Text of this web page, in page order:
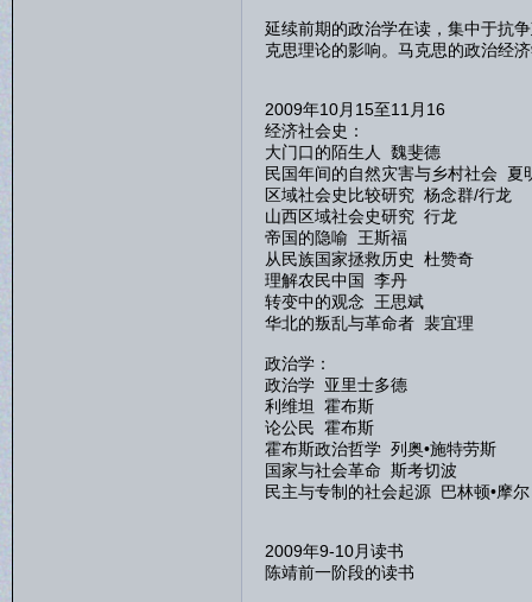
延续前期的政治学在读，集中于抗
克思理论的影响。马克思的政治经
2009年10月15至11月16
经济社会史：
大门口的陌生人 魏斐德
民国年间的自然灾害与乡村社会 夏
区域社会史比较研究 杨念群/行龙
山西区域社会史研究 行龙
帝国的隐喻 王斯福
从民族国家拯救历史 杜赞奇
理解农民中国 李丹
转变中的观念 王思斌
华北的叛乱与革命者 裴宜理
政治学：
政治学 亚里士多德
利维坦 霍布斯
论公民 霍布斯
霍布斯政治哲学 列奥•施特劳斯
国家与社会革命 斯考切波
民主与专制的社会起源 巴林顿•摩尔
2009年9-10月读书
陈靖前一阶段的读书